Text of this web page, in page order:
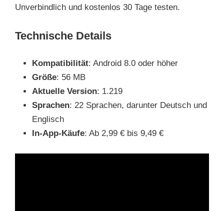
Unverbindlich und kostenlos 30 Tage testen.
Technische Details
Kompatibilität: Android 8.0 oder höher
Größe: 56 MB
Aktuelle Version: 1.219
Sprachen: 22 Sprachen, darunter Deutsch und
Englisch
In-App-Käufe: Ab 2,99 € bis 9,49 €